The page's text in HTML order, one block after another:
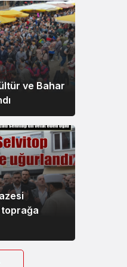
ve Bahar
toprağa